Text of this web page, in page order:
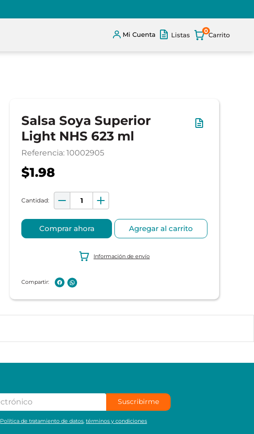
Mi Cuenta Listas
0
Salsa Soya Superior
Light NHS 623 ml
Referencia: 10002905
$1.98
Comprar ahora Agregar al carrito
Información de envío
Suscribirme
Política de tratamiento de datos ,términos y condiciones